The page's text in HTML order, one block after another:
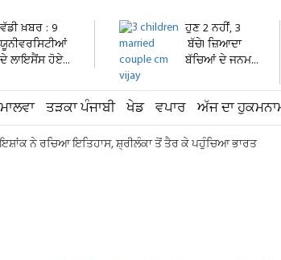
ਵੱਡੀ ਖ਼ਬਰ : 9
ਯੂਨੀਵਰਸਿਟੀਆਂ
ਦੇ ਲਾਇਸੈਂਸ ਹੋਏ...
ਹੁਣ 2 ਨਹੀਂ, 3
ਬੱਚੇ! ਜ਼ਿਆਦਾ
ਬੱਚਿਆਂ ਦੇ ਜਨਮ...
ਮਾਲਵਾ ਤੜਕਾ ਪੰਜਾਬੀ ਖੇਡ ਵਪਾਰ ਅੱਜ ਦਾ
ਨੇ ਰਚਿਆ ਇਤਿਹਾਸ, ਸ਼੍ਰੀਲੰਕਾ ਤੋਂ ਤੈਰ ਕੇ ਪਹੁੰਚਿਆ ਭਾਰਤ